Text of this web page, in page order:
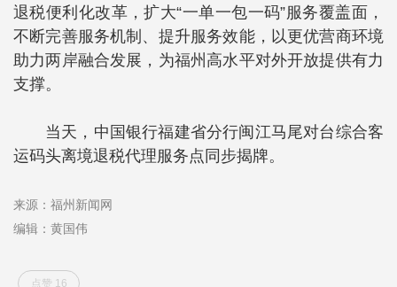
退税便利化改革，扩大“一单一包一码”服务覆盖面，
不断完善服务机制、提升服务效能，以更优营商环境
助力两岸融合发展，为福州高水平对外开放提供有力
支撑。
当天，中国银行福建省分行闽江马尾对台综合客
运码头离境退税代理服务点同步揭牌。
来源：福州新闻网
编辑：黄国伟
点赞 16